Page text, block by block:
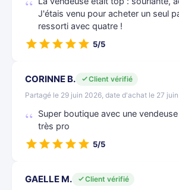
J'étais venu pour acheter un seul
ressorti avec quatre !
5/5
CORINNE B.
Client vérifié
Partagé le 29 juin 2026, date d'achat le 27 juin
Super boutique avec une
très pro
5/5
GAELLE M.
Client vérifié